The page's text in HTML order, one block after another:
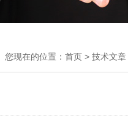
您现在的位置： 首页 > 技术文章